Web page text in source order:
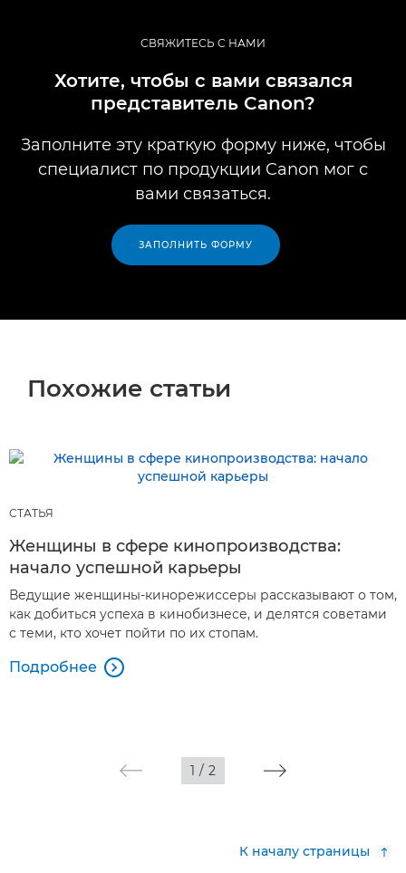
СВЯЖИТЕСЬ С НАМИ
Хотите, чтобы с вами связался
представитель Canon?
Заполните эту краткую форму ниже, чтобы
специалист по продукции Canon мог с
вами связаться.
ЗАПОЛНИТЬ ФОРМУ
Похожие статьи
СТАТЬЯ
Женщины в сфере кинопроизводства:
начало успешной карьеры
Ведущие женщины-кинорежиссеры рассказывают о том,
как добиться успеха в кинобизнесе, и делятся советами
с теми, кто хочет пойти по их стопам.
Подробнее 
1 / 2
К началу страницы